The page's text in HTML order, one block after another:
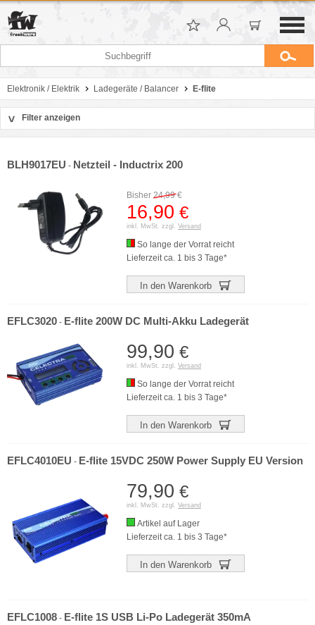
Elektronik / Elektrik Ladegeräte / Balancer E-flite
> Filter anzeigen
BLH9017EU - Netzteil - Inductrix 200
Bisher 24,99€
16,90 €
inkl. MwSt. zzgl. Versand
So lange der Vorrat reicht
Lieferzeit ca. 1 bis 3 Tage*
In den Warenkorb
EFLC3020 - E-flite 200W DC Multi-Akku Ladegerät
99,90 €
inkl. MwSt. zzgl. Versand
So lange der Vorrat reicht
Lieferzeit ca. 1 bis 3 Tage*
In den Warenkorb
EFLC4010EU - E-flite 15VDC 250W Power Supply EU Version
79,90 €
inkl. MwSt. zzgl. Versand
Artikel auf Lager
Lieferzeit ca. 1 bis 3 Tage*
In den Warenkorb
EFLC1008 - E-flite 1S USB Li-Po Ladegerät 350mA